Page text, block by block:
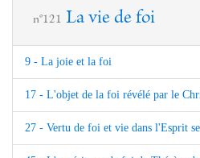
n°121 La vie de foi
9 - La joie et la foi
17 - L'objet de la foi révélé par le
27 - Vertu de foi et vie dans l'Esprit